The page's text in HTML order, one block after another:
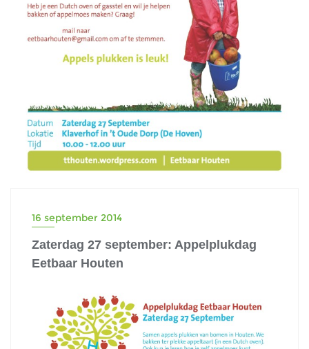
16 september 2014
Zaterdag 27 september: Appelplukdag
Eetbaar Houten